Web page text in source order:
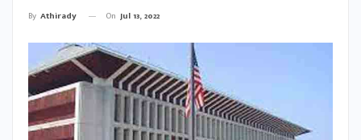
By Athirady On Jul 13, 2022